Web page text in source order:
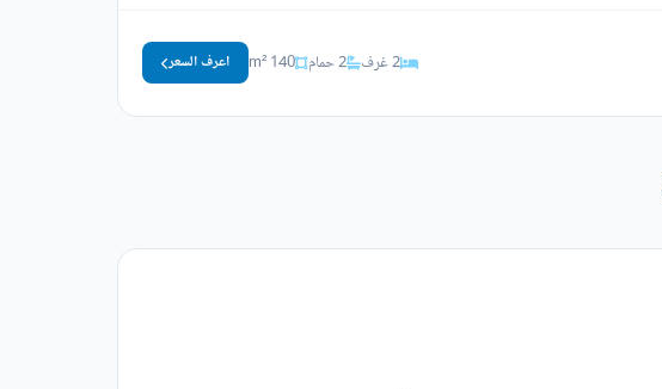
2 غرف 2 حمام 140 m² اعرف السعر